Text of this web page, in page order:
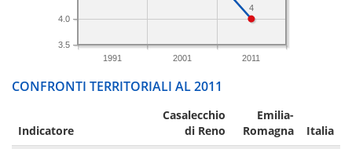
1991 2001 2011
3.5
4.0
4
CONFRONTI TERRITORIALI AL 2011
Indicatore
Casalecchio
di Reno
Emilia-
Romagna
Italia